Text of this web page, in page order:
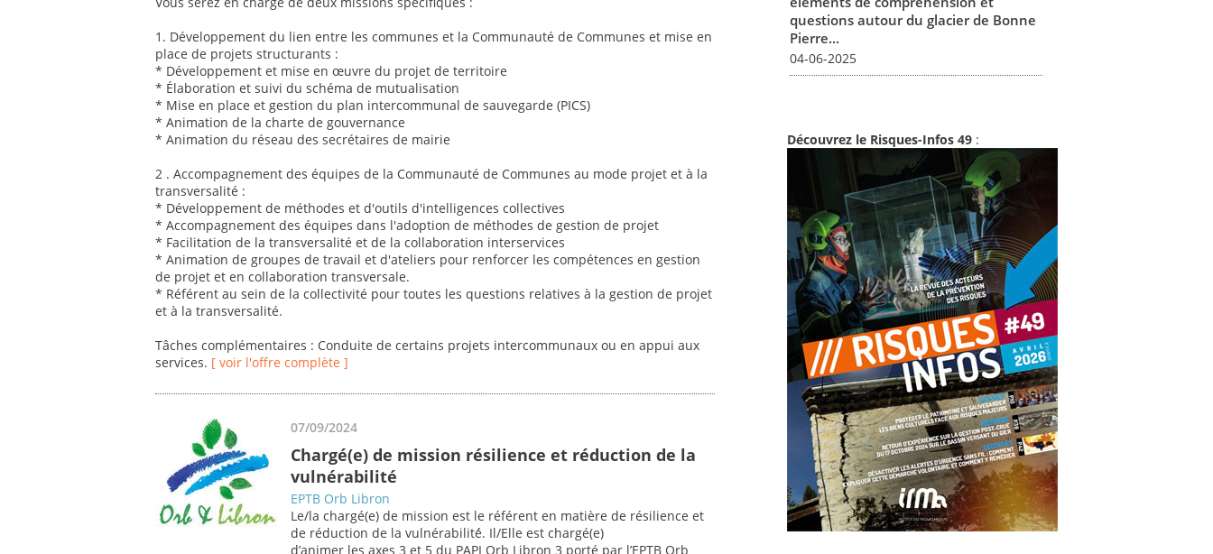
1. Développement du lien entre les communes et la Communauté de Communes et mise en
place de projets structurants :
* Développement et mise en œuvre du projet de territoire
* Élaboration et suivi du schéma de mutualisation
* Mise en place et gestion du plan intercommunal de sauvegarde (PICS)
* Animation de la charte de gouvernance
* Animation du réseau des secrétaires de mairie
2 . Accompagnement des équipes de la Communauté de Communes au mode projet et à la
transversalité :
* Développement de méthodes et d'outils d'intelligences collectives
* Accompagnement des équipes dans l'adoption de méthodes de gestion de projet
* Facilitation de la transversalité et de la collaboration interservices
* Animation de groupes de travail et d'ateliers pour renforcer les compétences en gestion
de projet et en collaboration transversale.
* Référent au sein de la collectivité pour toutes les questions relatives à la gestion de projet
et à la transversalité.
Tâches complémentaires : Conduite de certains projets intercommunaux ou en appui aux
services. [ voir l'offre complète ]
07/09/2024
Chargé(e) de mission résilience et réduction de la
vulnérabilité
EPTB Orb Libron
Le/la chargé(e) de mission est le référent en matière de résilience et
de réduction de la vulnérabilité́. Il/Elle est chargé(e)
d’animer les axes 3 et 5 du PAPI Orb Libron 3 porté par l’EPTB Orb
questions autour du glacier de Bonne
Pierre...
04-06-2025
Découvrez le Risques-Infos 49 :